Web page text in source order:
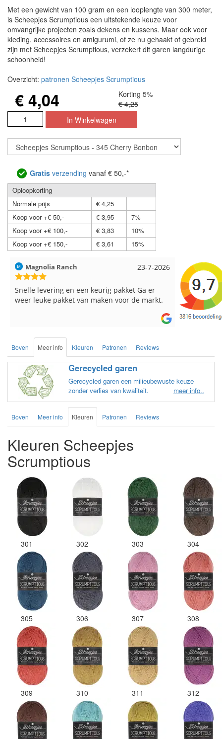
Met een gewicht van 100 gram en een looplengte van 300 meter,
is Scheepjes Scrumptious een uitstekende keuze voor
omvangrijke projecten zoals dekens en kussens. Maar ook voor
kleding, accessoires en amigurumi, of ze nu gehaakt of gebreid
zijn met Scheepjes Scrumptious, verzekert dit garen langdurige
schoonheid!
Overzicht: patronen Scheepjes Scrumptious
€ 4,04
Korting 5%
€ 4,25
Gratis verzending vanaf € 50,-*
Oploopkorting
Normale prijs
€ 4,25
Koop voor +€ 50,-
€ 3,95
7%
Koop voor +€ 100,-
€ 3,83
10%
Koop voor +€ 150,-
€ 3,61 15%
23-7-2026
Magnolia Ranch
Snelle levering en een keurig pakket Ga er
weer leuke pakket van maken voor de markt.
Hilde uit
Reeds
de service.
Boven Meer info Kleuren Patronen Reviews
Gerecycled garen
Gerecycled garen een milieubewuste keuze
zonder verlies van kwaliteit.
meer info..
Boven Meer info Kleuren Patronen Reviews
Kleuren Scheepjes
Scrumptious
301 302 303 304
305 306 307 308
309 310 311 312